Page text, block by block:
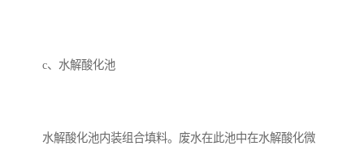
c、水解酸化池
水解酸化池内装组合填料。废水在此池中在水解酸化微